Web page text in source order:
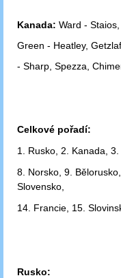
Kanada: Ward -
Green - Heatley,
- Sharp, Spezza,
Celkové pořadí:
1. Rusko, 2. Kanada,
8. Norsko, 9.
Slovensko,
14. Francie, 15.
Rusko: